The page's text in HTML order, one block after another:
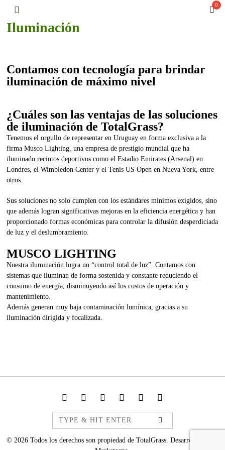
0
Iluminación
Contamos con tecnología para brindar
iluminación de máximo nivel
¿Cuáles son las ventajas de las soluciones
de iluminación de TotalGrass?
Tenemos el orgullo de representar en Uruguay en forma exclusiva a la
firma Musco Lighting, una empresa de prestigio mundial que ha
iluminado recintos deportivos como el Estadio Emirates (Arsenal) en
Londres, el Wimbledon Center y el Tenis US Open en Nueva York, entre
otros.
Sus soluciones no solo cumplen con los estándares mínimos exigidos, sino
que además logran significativas mejoras en la eficiencia energética y han
proporcionado formas económicas para controlar la difusión desperdiciada
de luz y el deslumbramiento.
MUSCO LIGHTING
Nuestra iluminación logra un “control total de luz”. Contamos con
sistemas que iluminan de forma sostenida y constante reduciendo el
consumo de energía; disminuyendo así los costos de operación y
mantenimiento.
Además generan muy baja contaminación lumínica, gracias a su
iluminación dirigida y focalizada.
©2026 Todos los derechos son propiedad de TotalGrass. Desarrollado por